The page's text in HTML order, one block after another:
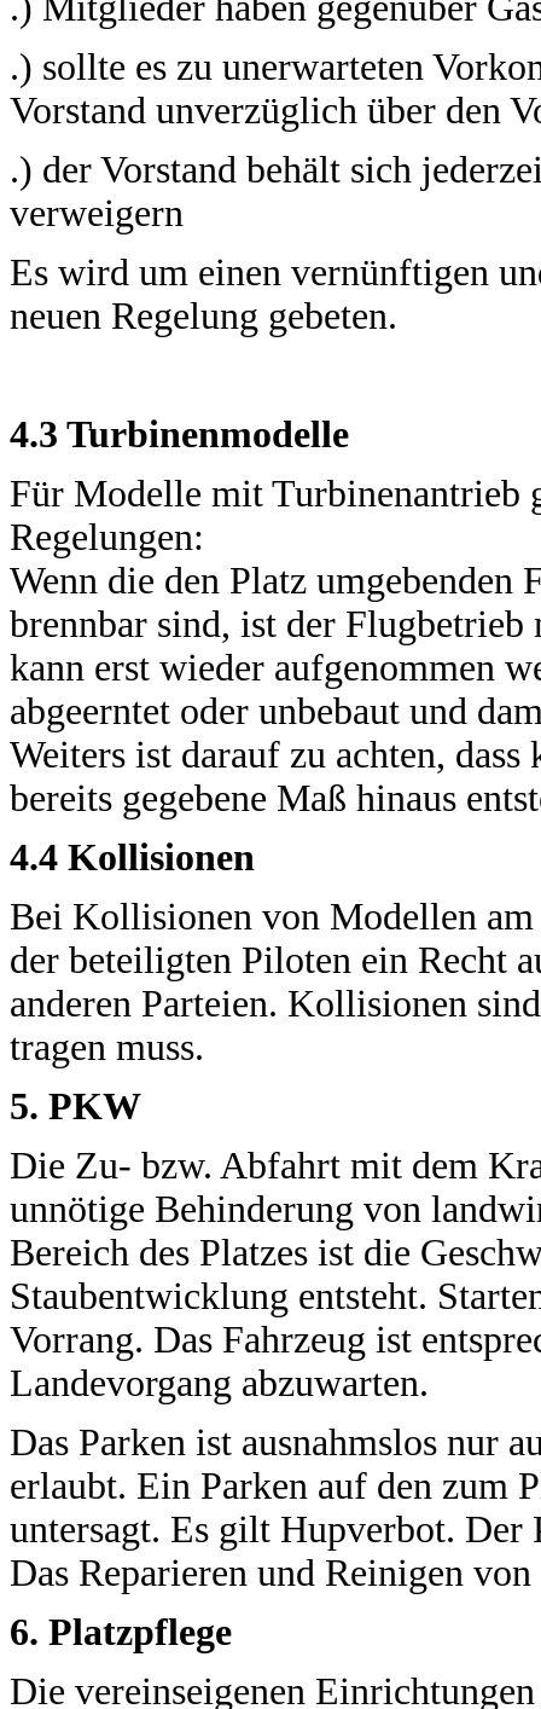
.) sollte es zu unerwarteten
Vorstand unverzüglich über den
.) der Vorstand behält sich
verweigern
Es wird um einen vernünftigen
neuen Regelung gebeten.
4.3 Turbinenmodelle
Für Modelle mit Turbinenantrieb
Regelungen:
Wenn die den Platz umgebenden
brennbar sind, ist der
kann erst wieder aufgenommen
abgeerntet oder unbebaut und
Weiters ist darauf zu achten,
bereits gegebene Maß hinaus
4.4 Kollisionen
Bei Kollisionen von Modellen
der beteiligten Piloten ein Recht
anderen Parteien. Kollisionen
tragen muss.
5. PKW
Die Zu- bzw. Abfahrt mit dem
unnötige Behinderung von
Bereich des Platzes ist die
Staubentwicklung entsteht.
Vorrang. Das Fahrzeug ist
Landevorgang abzuwarten.
Das Parken ist ausnahmslos nur
erlaubt. Ein Parken auf den zum
untersagt. Es gilt Hupverbot. Der
Das Reparieren und Reinigen
6. Platzpflege
Die vereinseigenen